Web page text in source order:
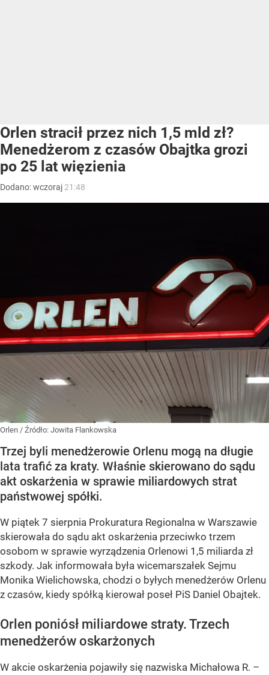
Orlen stracił przez nich 1,5 mld zł?
Menedżerom z czasów Obajtka grozi
po 25 lat więzienia
Dodano:wczoraj 21:48
Orlen / Źródło: Jowita Flankowska
Trzej byli menedżerowie Orlenu mogą na długie
lata trafić za kraty. Właśnie skierowano do sądu
akt oskarżenia w sprawie miliardowych strat
państwowej spółki.
W piątek 7 sierpnia Prokuratura Regionalna w Warszawie
skierowała do sądu akt oskarżenia przeciwko trzem
osobom w sprawie wyrządzenia Orlenowi 1,5 miliarda zł
szkody. Jak informowała była wicemarszałek Sejmu
Monika Wielichowska, chodzi o byłych menedżerów Orlenu
z czasów, kiedy spółką kierował poseł PiS Daniel Obajtek.
Orlen poniósł miliardowe straty. Trzech
menedżerów oskarżonych
W akcie oskarżenia pojawiły się nazwiska Michałowa R. –